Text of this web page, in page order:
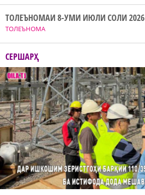
ТОЛЕЪНОМА
ТОЛЕЪНОМАИ 8-УМИ ИЮЛИ СОЛИ 2026
СЕРШАРҲ